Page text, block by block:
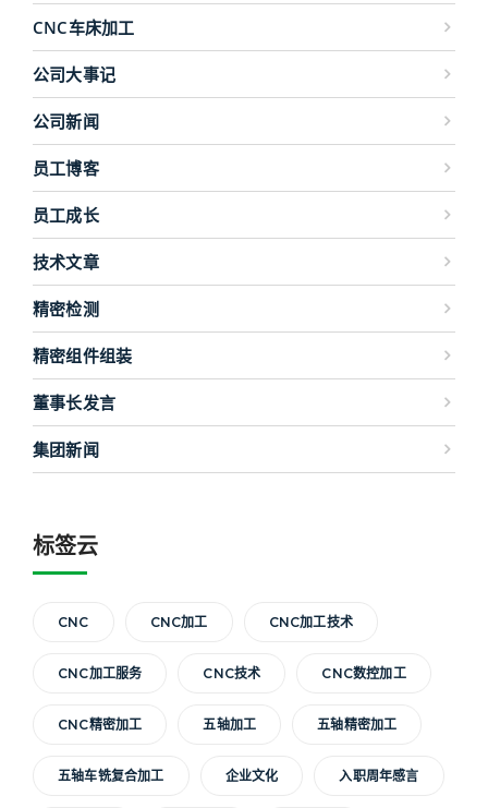
CNC车床加工
公司大事记
公司新闻
员工博客
员工成长
技术文章
精密检测
精密组件组装
董事长发言
集团新闻
标签云
CNC CNC加工 CNC加工技术
CNC加工服务 CNC技术 CNC数控加工
CNC精密加工 五轴加工 五轴精密加工
五轴车铣复合加工 企业文化 入职周年感言